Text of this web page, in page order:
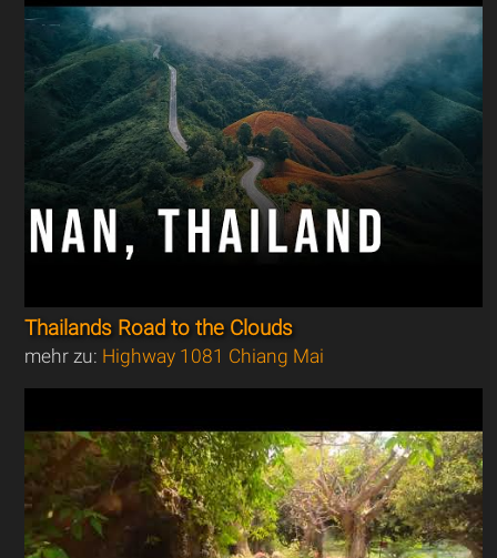
Thailands Road to the Clouds
mehr zu: Highway 1081 Chiang Mai